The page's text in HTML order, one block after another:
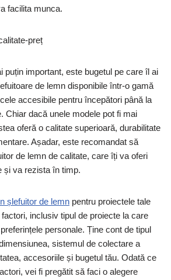
facilita munca.
preț
puțin important, este bugetul pe care îl ai
de lemn disponibile într-o gamă
accesibile pentru începători până la
Chiar dacă unele modele pot fi mai
oferă o calitate superioară, durabilitate
Așadar, este recomandat să
de lemn de calitate, care îți va oferi
și va rezista în timp.
șlefuitor de lemn pentru proiectele tale
inclusiv tipul de proiecte la care
personale. Ține cont de tipul
sistemul de colectare a
accesoriile și bugetul tău. Odată ce
vei fi pregătit să faci o alegere